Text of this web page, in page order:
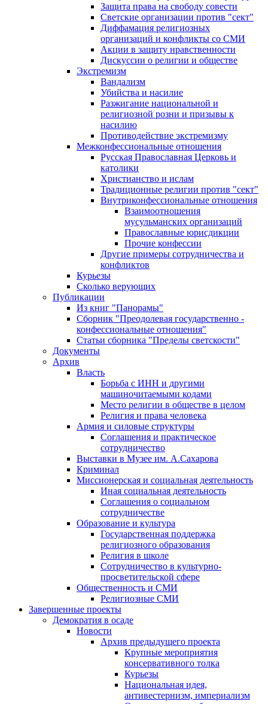
Защита права на свободу совести
Светские организации против "сект"
Диффамация религиозных
организаций и конфликты со СМИ
Акции в защиту нравственности
Дискуссии о религии и обществе
Экстремизм
Вандализм
Убийства и насилие
Разжигание национальной и
религиозной розни и призывы к
насилию
Противодействие экстремизму
Межконфессиональные отношения
Русская Православная Церковь и
католики
Христианство и ислам
Традиционные религии против "сект"
Внутриконфессиональные отношения
Взаимоотношения
мусульманских организаций
Православные юрисдикции
Прочие конфессии
Другие примеры сотрудничества и
конфликтов
Курьезы
Сколько верующих
Публикации
Из книг "Панорамы"
Сборник "Преодолевая государственно -
конфессиональные отношения"
Статьи сборника "Пределы светскости"
Документы
Архив
Власть
Борьба с ИНН и другими
машиночитаемыми кодами
Место религии в обществе в целом
Религия и права человека
Армия и силовые структуры
Соглашения и практическое
сотрудничество
Выставки в Музее им. А.Сахарова
Криминал
Миссионерская и социальная деятельность
Иная социальная деятельность
Соглашения о социальном
сотрудничестве
Образование и культура
Государственная поддержка
религиозного образования
Религия в школе
Сотрудничество в культурно-
просветительской сфере
Общественность и СМИ
Религиозные СМИ
Завершенные проекты
Демократия в осаде
Новости
Архив предыдущего проекта
Крупные мероприятия
консервативного толка
Курьезы
Национальная идея,
антивестернизм, империализм